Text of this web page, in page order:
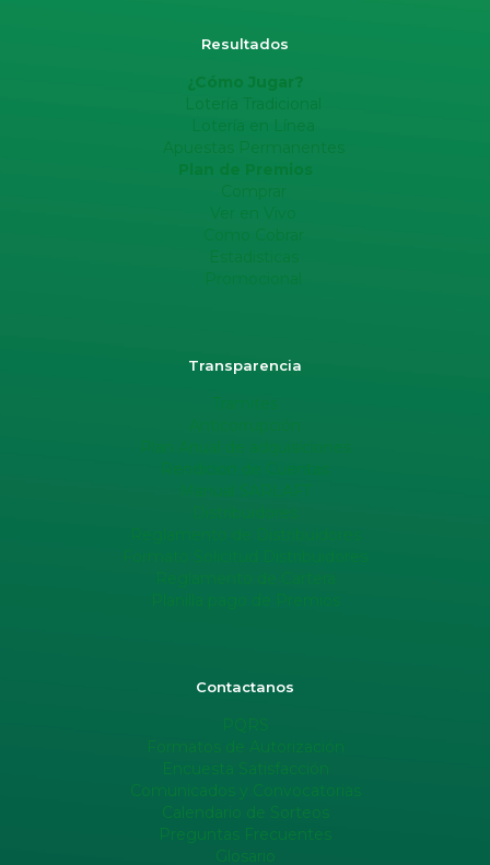
Resultados
¿Cómo Jugar?
Lotería Tradicional
Lotería en Línea
Apuestas Permanentes
Plan de Premios
Comprar
Ver en Vivo
Como Cobrar
Estadisticas
Promocional
Transparencia
Tramites
Contactanos
Preguntas Frecuentes
Glosario